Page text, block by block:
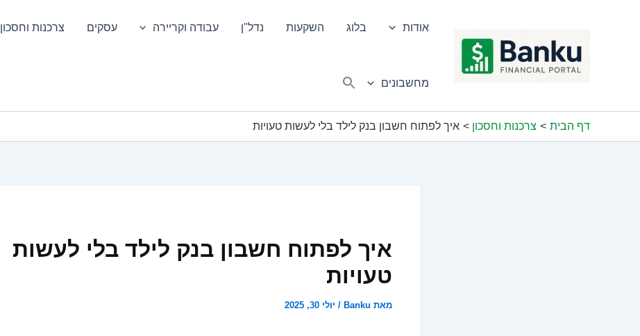
אודות בלוג השקעות נדל"ן עבודה וקריירה עסקים צרכנות וחסכון
מחשבונים
דף הבית צרכנות וחסכון איך לפתוח חשבון בנק לילד בלי לעשות טעויות
איך לפתוח חשבון בנק לילד בלי לעשות
טעויות
מאת Banku
/ יולי 30, 2025